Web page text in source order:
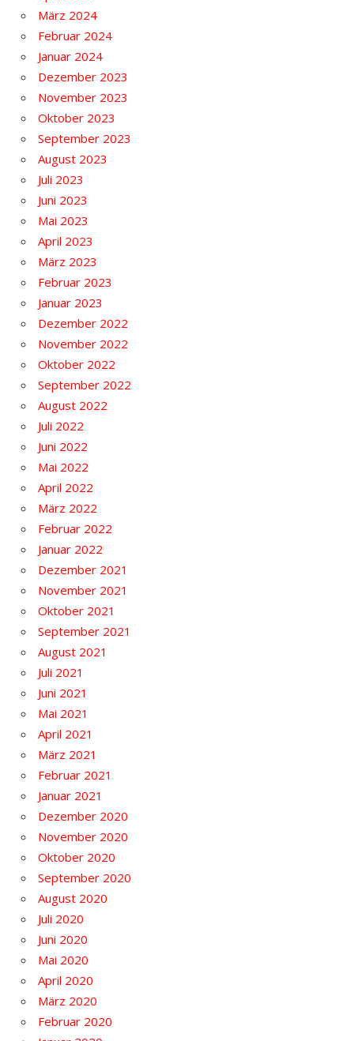
März 2024
Februar 2024
Januar 2024
Dezember 2023
November 2023
Oktober 2023
September 2023
August 2023
Juli 2023
Juni 2023
Mai 2023
April 2023
März 2023
Februar 2023
Januar 2023
Dezember 2022
November 2022
Oktober 2022
September 2022
August 2022
Juli 2022
Juni 2022
Mai 2022
April 2022
März 2022
Februar 2022
Januar 2022
Dezember 2021
November 2021
Oktober 2021
September 2021
August 2021
Juli 2021
Juni 2021
Mai 2021
April 2021
März 2021
Februar 2021
Januar 2021
Dezember 2020
November 2020
Oktober 2020
September 2020
August 2020
Juli 2020
Juni 2020
Mai 2020
April 2020
März 2020
Februar 2020